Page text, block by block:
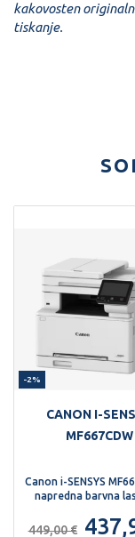
kakovosten
tiskanje.
-2%
CANON I-
MF667CDW
Canon i-SENSYS
napredna barvna
zahtevnejša
449,00 €